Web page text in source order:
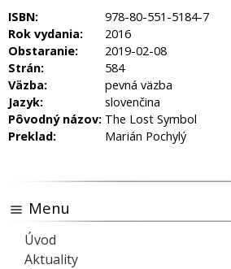
ISBN:
978-80-551-5184-7
Rok vydania:
2016
Obstaranie:
2019-02-08
Strán:
584
Väzba:
pevná väzba
Jazyk:
slovenčina
Pôvodný názov: The Lost Symbol
Preklad:
Marián Pochylý
Menu
Úvod
Aktuality